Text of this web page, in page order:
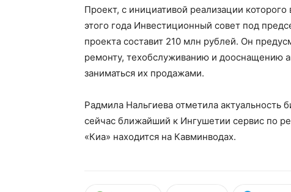
Проект, с инициативой реализации
этого года Инвестиционный совет под
проекта составит 210 млн рублей. Он
ремонту, техобслуживанию и дооснащению
заниматься их продажами.
Радмила Нальгиева отметила актуальность
сейчас ближайший к Ингушетии сервис по
«Киа» находится на Кавминводах.